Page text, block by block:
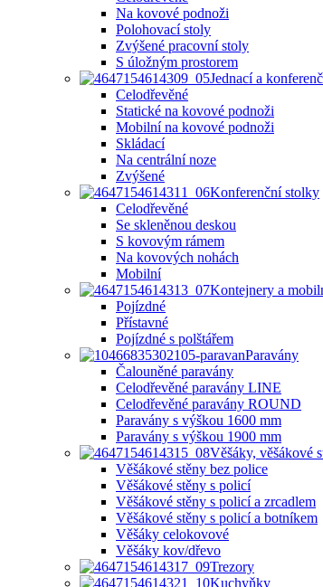
Na kovové podnoži
Polohovací stoly
Zvýšené pracovní stoly
S úložným prostorem
Jednací a
Celodřevěné
Statické na kovové podnoži
Mobilní na kovové podnoži
Skládací
Na centrální noze
Zvýšené
Konferenční stolky
Celodřevěné
Se skleněnou deskou
S kovovým rámem
Na kovových nohách
Mobilní
Kontejnery a
Pojízdné
Přístavné
Pojízdné s polštářem
Paravány
Čalouněné paravány
Celodřevěné paravány LINE
Celodřevěné paravány ROUND
Paravány s výškou 1600 mm
Paravány s výškou 1900 mm
Věšáky, věšákové
Věšákové stěny bez police
Věšákové stěny s policí
Věšákové stěny s policí a zrcadlem
Věšákové stěny s policí a botníkem
Věšáky celokovové
Věšáky kov/dřevo
Trezory
Kuchyňky